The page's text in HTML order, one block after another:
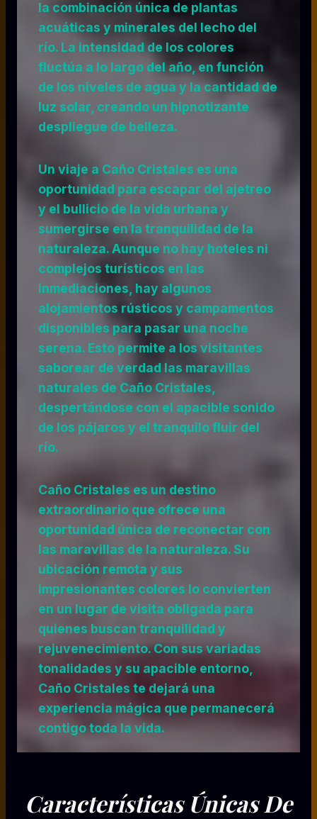
la combinación única de plantas
acuáticas y minerales del lecho del
río. La intensidad de los colores
fluctúa a lo largo del año, en función
de los niveles de agua y la cantidad de
luz solar, creando un hipnotizante
despliegue de belleza.
Un viaje a Caño Cristales es una
oportunidad para escapar del ajetreo
y el bullicio de la vida urbana y
sumergirse en la tranquilidad de la
naturaleza. Aunque no hay hoteles ni
complejos turísticos en las
inmediaciones, hay algunos
alojamientos rústicos y campamentos
disponibles para pasar una noche
serena. Esto permite a los visitantes
saborear de verdad las maravillas
naturales de Caño Cristales,
despertándose con el apacible sonido
de los pájaros y el tranquilo fluir del
río.
Caño Cristales es un destino
extraordinario que ofrece una
oportunidad única de reconectar con
las maravillas de la naturaleza. Su
ubicación remota y sus
impresionantes colores lo convierten
en un lugar de visita obligada para
quienes buscan tranquilidad y
rejuvenecimiento. Con sus variadas
tonalidades y su apacible entorno,
Caño Cristales te dejará una
experiencia mágica que permanecerá
contigo toda la vida.
Características Únicas De